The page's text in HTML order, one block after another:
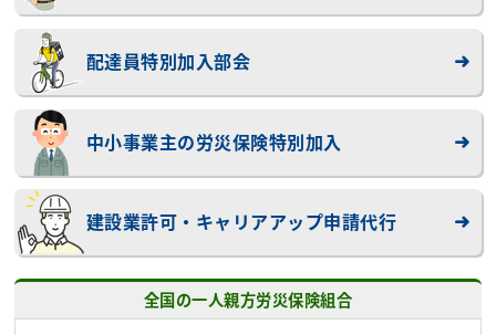
配達員特別加入部会
中小事業主の労災保険特別加入
建設業許可・キャリアアップ申請代行
全国の一人親方労災保険組合